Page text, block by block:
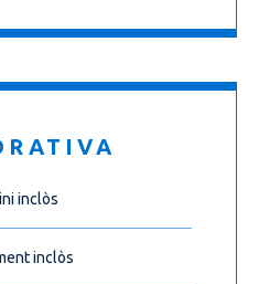
inclòs
inclòs